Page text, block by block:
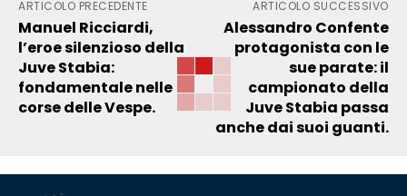
ARTICOLO PRECEDENTE
Manuel Ricciardi,
l’eroe silenzioso della
Juve Stabia:
fondamentale nelle
corse delle Vespe.
ARTICOLO SUCCESSIVO
Alessandro Confente
protagonista con le
sue parate: il
campionato della
Juve Stabia passa
anche dai suoi guanti.